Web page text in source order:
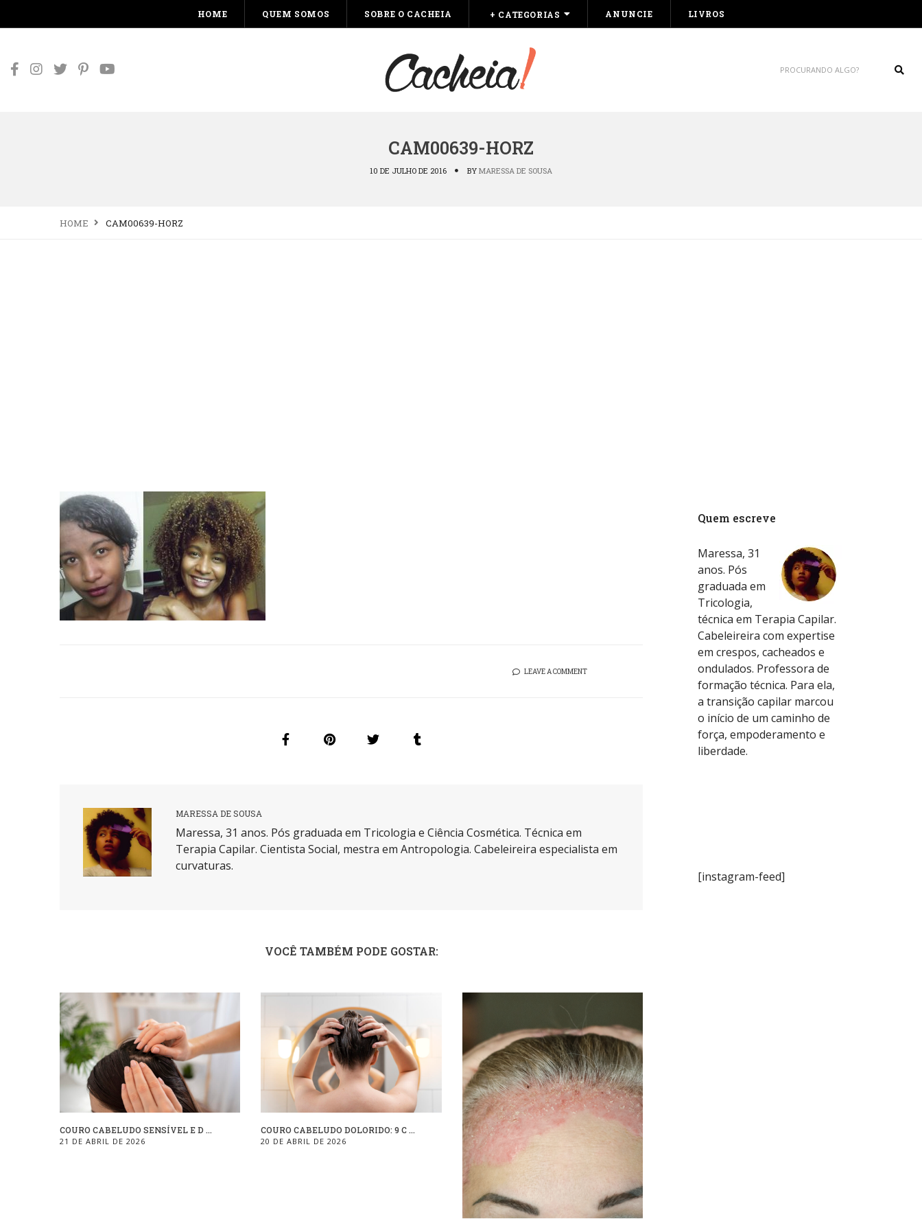
HOME QUEM SOMOS SOBRE O CACHEIA + CATEGORIAS ANUNCIE LIVROS
CAM00639-HORZ
10 DE JULHO DE 2016 BY MARESSA DE SOUSA
HOME CAM00639-HORZ
LEAVE A COMMENT
MARESSA DE SOUSA
Maressa, 31 anos. Pós graduada em Tricologia e Ciência Cosmética. Técnica em
Terapia Capilar. Cientista Social, mestra em Antropologia. Cabeleireira especialista em
curvaturas.
VOCÊ TAMBÉM PODE GOSTAR:
COURO CABELUDO SENSÍVEL E D ...
21 DE ABRIL DE 2026
COURO CABELUDO DOLORIDO: 9 C ...
20 DE ABRIL DE 2026
Quem escreve
Maressa, 31
anos. Pós
graduada em
Tricologia,
técnica em Terapia Capilar.
Cabeleireira com expertise
em crespos, cacheados e
ondulados. Professora de
formação técnica. Para ela,
a transição capilar marcou
o início de um caminho de
força, empoderamento e
liberdade.
[instagram-feed]